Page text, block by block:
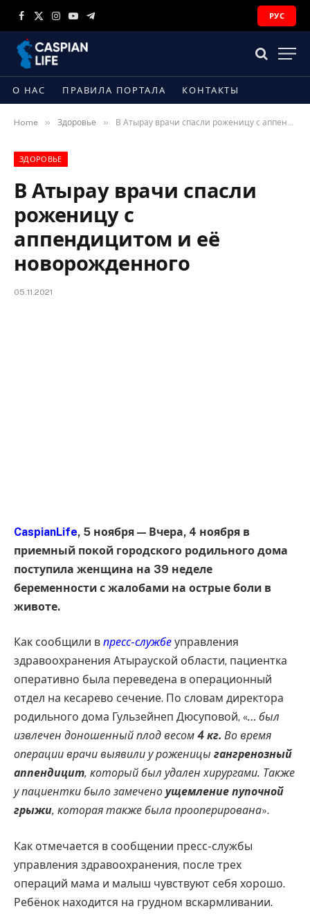
Facebook
X
Instagram
YouTubeTelegram
РУС
О НАС ПРАВИЛА ПОРТАЛА КОНТАКТЫ
Home » Здоровье » В Атырау врачи спасли роженицу с аппендицитом и её новорожденного
ЗДОРОВЬЕ
В Атырау врачи спасли
роженицу с
аппендицитом и её
новорожденного
05.11.2021
CaspianLife, 5 ноября — Вчера, 4 ноября в
приемный покой городского родильного дома
поступила женщина на 39 неделе
беременности с жалобами на острые боли в
животе.
Как сообщили в пресс-службе управления
здравоохранения Атырауской области, пациентка
оперативно была переведена в операционный
отдел на кесарево сечение. По словам директора
родильного дома Гульзейнеп Дюсуповой, «… был
извлечен доношенный плод весом 4 кг. Во время
операции врачи выявили у роженицы гангренозный
аппендицит, который был удален хирургами. Также
у пациентки было замечено ущемление пупочной
грыжи, которая также была прооперирована».
Как отмечается в сообщении пресс-службы
управления здравоохранения, после трех
операций мама и малыш чувствуют себя хорошо.
Ребёнок находится на грудном вскармливании.